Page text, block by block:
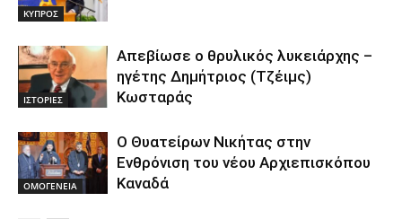
ΚΥΠΡΟΣ
ΙΣΤΟΡΙΕΣ
Απεβίωσε ο θρυλικός λυκειάρχης –
ηγέτης Δημήτριος (Τζέιμς)
Κωσταράς
ΟΜΟΓΕΝΕΙΑ
O Θυατείρων Νικήτας στην
Ενθρόνιση του νέου Αρχιεπισκόπου
Καναδά